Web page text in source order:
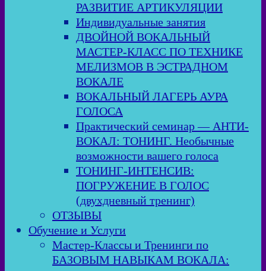
РАЗВИТИЕ АРТИКУЛЯЦИИ
Индивидуальные занятия
ДВОЙНОЙ ВОКАЛЬНЫЙ
МАСТЕР-КЛАСС ПО ТЕХНИКЕ
МЕЛИЗМОВ В ЭСТРАДНОМ
ВОКАЛЕ
ВОКАЛЬНЫЙ ЛАГЕРЬ АУРА
ГОЛОСА
Практический семинар — АНТИ-
ВОКАЛ: ТОНИНГ. Необычные
возможности вашего голоса
ТОНИНГ-ИНТЕНСИВ:
ПОГРУЖЕНИЕ В ГОЛОС
(двухдневный тренинг)
ОТЗЫВЫ
Обучение и Услуги
Мастер-Классы и Тренинги по
БАЗОВЫМ НАВЫКАМ ВОКАЛА: